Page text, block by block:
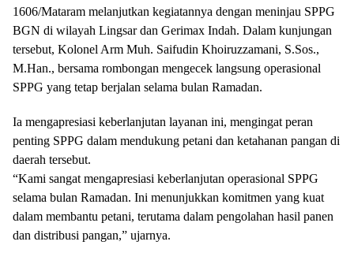
1606/Mataram melanjutkan kegiatannya dengan meninjau SPPG
BGN di wilayah Lingsar dan Gerimax Indah. Dalam kunjungan
tersebut, Kolonel Arm Muh. Saifudin Khoiruzzamani, S.Sos.,
M.Han., bersama rombongan mengecek langsung operasional
SPPG yang tetap berjalan selama bulan Ramadan.
Ia mengapresiasi keberlanjutan layanan ini, mengingat peran
penting SPPG dalam mendukung petani dan ketahanan pangan di
daerah tersebut.
“Kami sangat mengapresiasi keberlanjutan operasional SPPG
selama bulan Ramadan. Ini menunjukkan komitmen yang kuat
dalam membantu petani, terutama dalam pengolahan hasil panen
dan distribusi pangan,” ujarnya.